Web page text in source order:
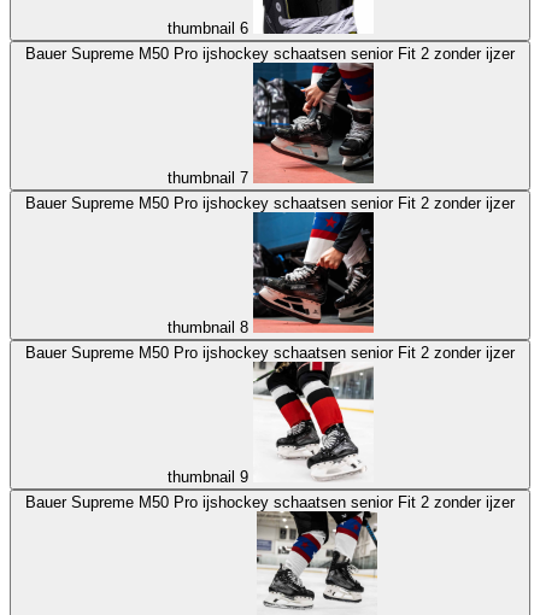
thumbnail 6
Bauer Supreme M50 Pro ijshockey schaatsen senior Fit 2 zonder ijzer
thumbnail 7
Bauer Supreme M50 Pro ijshockey schaatsen senior Fit 2 zonder ijzer
thumbnail 8
Bauer Supreme M50 Pro ijshockey schaatsen senior Fit 2 zonder ijzer
thumbnail 9
Bauer Supreme M50 Pro ijshockey schaatsen senior Fit 2 zonder ijzer